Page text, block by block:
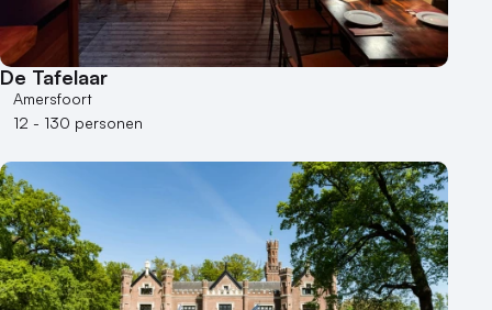
De Tafelaar
Amersfoort
12 - 130 personen